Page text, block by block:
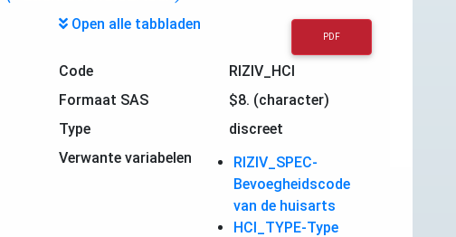
Open alle tabbladen
PDF
Code
RIZIV_HCI
Formaat SAS
$8. (character)
Type
discreet
Verwante variabelen
RIZIV_SPEC-
Bevoegheidscode
van de huisarts
HCI_TYPE-Type